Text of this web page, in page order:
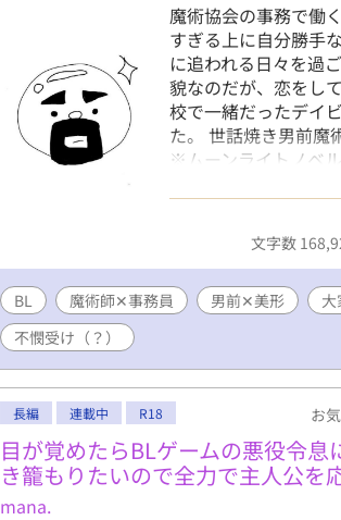
魔術協会の事務で働
すぎる上に自分勝手
に追われる日々を過
貌なのだが、恋をし
校で一緒だったデイ
た。 世話焼き男前魔
※ムーンライトノベ
あり回には※をつけ
です！
文字数
BL 魔術師✕事務員 男前✕美形
不憫受け（？）
長編 連載中 R18 お
目が覚めたらBLゲームの悪役令息
き籠もりたいので全力で主人公を
mana.